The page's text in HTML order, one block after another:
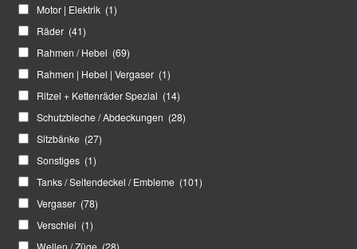
Motor | Elektrik (1)
Räder (41)
Rahmen / Hebel (69)
Rahmen | Hebel | Vergaser (1)
Ritzel + Kettenräder Spezial (14)
Schutzbleche / Abdeckungen (28)
Sitzbänke (27)
Sonstiges (1)
Tanks / Seitendeckel / Embleme (101)
Vergaser (78)
Verschlei (1)